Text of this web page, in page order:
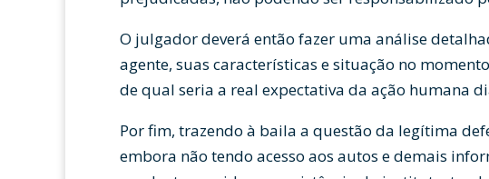
O julgador deverá então fazer uma análise
agente, suas características e situação no
de qual seria a real expectativa da ação humana
Por fim, trazendo à baila a questão da legítima
embora não tendo acesso aos autos e demais